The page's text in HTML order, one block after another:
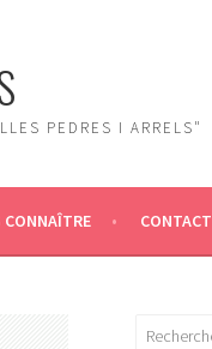
PEDRES I ARRELS"
CONNAÎTRE CONTACT
Rechercher :